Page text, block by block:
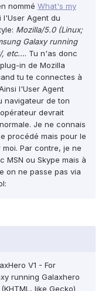
nommé What's my
Agent du
Mozilla/5.0 (Linux;
Galaxy running
, etc.... Tu n'as donc
in de Mozilla
tu te connectes à
l'User Agent
navigateur de ton
devrait
Je ne connais
procédé mais pour le
Par contre, je ne
MSN ou Skype mais à
on ne passe pas via
V1 - For
running Galaxhero
like Gecko)